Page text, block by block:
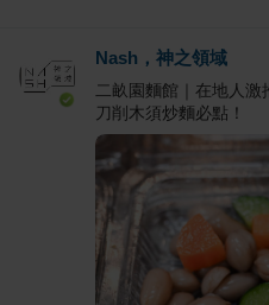
Nash，神之領域
二畝園麵館｜在地人激
刀削木須炒麵必點！